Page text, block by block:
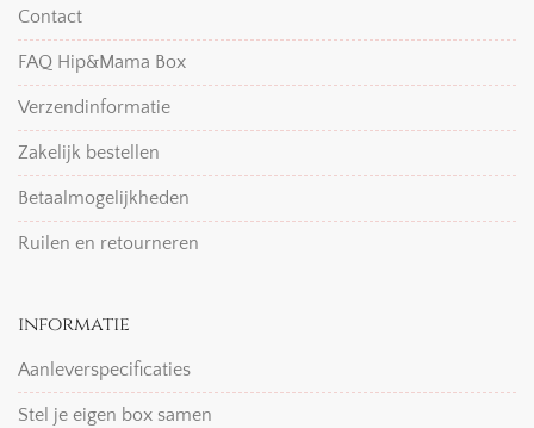
Contact
FAQ Hip&Mama Box
Verzendinformatie
Zakelijk bestellen
Betaalmogelijkheden
Ruilen en retourneren
informatie
Aanleverspecificaties
Stel je eigen box samen